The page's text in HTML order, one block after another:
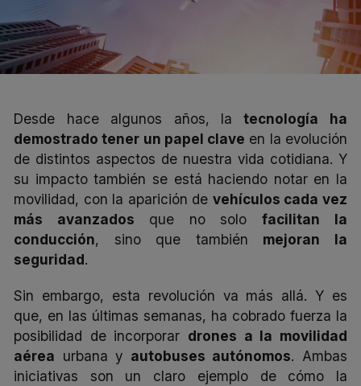
Desde hace algunos años, latecnología ha
demostrado tener un papel clave en la evolución
de distintos aspectos de nuestra vida cotidiana. Y
su impacto también se está haciendo notar en la
movilidad, con la aparición de vehículos cada vez
más avanzados que no solofacilitan la
conducción, sino que también mejoran la
seguridad.
Sin embargo, esta revolución va más allá. Y es
que, en las últimas semanas, ha cobrado fuerza la
posibilidad de incorporar drones a la movilidad
aérea urbana y autobuses autónomos. Ambas
iniciativas son un claro ejemplo de cómo la